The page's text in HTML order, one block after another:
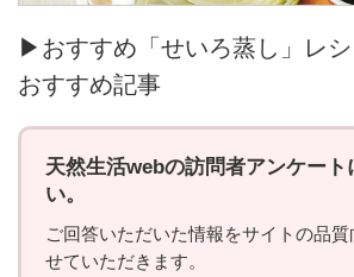
▶おすすめ「せいろ蒸し」レ
おすすめ記事